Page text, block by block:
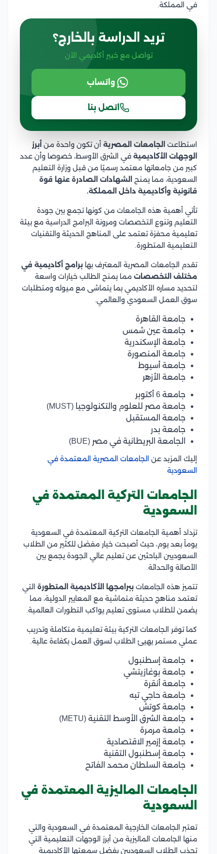
في المملكة.
تريد الدراسة بالخارج؟
تواصل مع خبير أكاديمي الآن
واتساب
اتصل بنا
استطاعت الجامعات المصرية أن تكون واحدة من أبرز
الوجهات الأكاديمية في الشرق الأوسط، خصوصا وأن عدد
كبير من جامعاتها معتمد رسميًا من قبل وزارة التعليم
السعودية، مما يمنح
الشهادات الصادرة عنها قوة
قانونية وأكاديمية داخل المملكة.
تأتي أهمية هذه الجامعات من كونها تجمع بين جودة
التعليم وتنوع التخصصات ومرونة البرامج الدراسية مع بيئة
تعليمية محفزة تعتمد على المناهج الحديثة والتقنيات
التعليمية المتطورة.
تقدم الجامعات المصرية المعترف بها برامج أكاديمية في
مختلف التخصصات مما يمنح الطالب خيارات واسعة
لتحديد مساره الأكاديمي بما يتماشى مع ميوله ومتطلبات
سوق العمل السعودي والعالمي.
جامعة القاهرة
جامعة عين شمس
جامعة الإسكندرية
جامعة المنصورة
جامعة أسيوط
جامعة الأزهر
جامعة 6 أكتوبر
جامعة مصر للعلوم والتكنولوجيا (MUST)
جامعة المستقبل
جامعة بدر
الجامعة البريطانية في مصر (BUE)
إليك المزيد عن
الجامعات المصرية المعتمدة في
السعودية
الجامعات التركية المعتمدة في
السعودية
تزداد أهمية الجامعات التركية المعتمدة في السعودية
يوماً بعد يوم، حيث أصبحت خيار مفضل للكثير من الطلاب
السعوديين الباحثين عن تعليم عالي الجودة يجمع بين
الأصالة والحداثة.
تتميز هذه الجامعات ببرامجها الأكاديمية المتطورة التي
تعتمد مناهج حديثة متماشية مع المعايير الدولية، مما
يضمن للطلاب مستوى تعليم يواكب التطورات العالمية.
كما توفر الجامعات التركية بيئة تعليمية متكاملة وتدريب
عملي مستمر يهيئ الطلاب لسوق العمل بكفاءة عالية.
جامعة إسطنبول
جامعة بوغازيتشي
جامعة أنقرة
جامعة حاجي تبه
جامعة كوتش
جامعة الشرق الأوسط التقنية (METU)
جامعة مرمرة
جامعة إزمير الاقتصادية
جامعة إسطنبول التقنية
جامعة السلطان محمد الفاتح
الجامعات الماليزية المعتمدة في
السعودية
تعتبر الجامعات الخارجية المعتمدة في السعودية والتي
منها الجامعات الماليزية من أبرز الوجهات التعليمية التي
تجذب الطلاب السعوديين بفضل سمعتها الأكاديمية